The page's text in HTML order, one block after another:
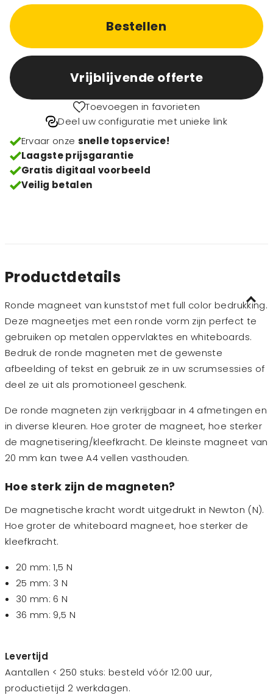
Bestellen
Vrijblijvende offerte
Toevoegen in favorieten
Deel uw configuratie met unieke link
Ervaar onze snelle topservice!
Laagste prijsgarantie
Gratis digitaal voorbeeld
Veilig betalen
Productdetails
Ronde magneet van kunststof met full color bedrukking.
Deze magneetjes met een ronde vorm zijn perfect te
gebruiken op metalen oppervlaktes en whiteboards.
Bedruk de ronde magneten met de gewenste
afbeelding of tekst en gebruik ze in uw scrumsessies of
deel ze uit als promotioneel geschenk.
De ronde magneten zijn verkrijgbaar in 4 afmetingen en
in diverse kleuren. Hoe groter de magneet, hoe sterker
de magnetisering/kleefkracht. De kleinste magneet van
20 mm kan twee A4 vellen vasthouden.
Hoe sterk zijn de magneten?
De magnetische kracht wordt uitgedrukt in Newton (N).
Hoe groter de whiteboard magneet, hoe sterker de
kleefkracht.
20 mm: 1,5 N
25 mm: 3 N
30 mm: 6 N
36 mm: 9,5 N
Levertijd
Aantallen < 250 stuks: besteld vóór 12:00 uur,
productietijd 2 werkdagen.